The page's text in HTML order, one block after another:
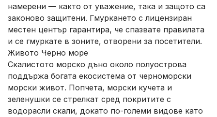
намерени — както от уважение, така и защото са
законово защитени. Гмуркането с лицензиран
местен център гарантира, че спазвате правилата
и се гмуркате в зоните, отворени за посетители.
Живото Черно море
Скалистото морско дъно около полуострова
поддържа богата екосистема от черноморски
морски живот. Попчета, морски кучета и
зеленушки се стрелкат сред покритите с
водорасли скали, докато по-големи видове като